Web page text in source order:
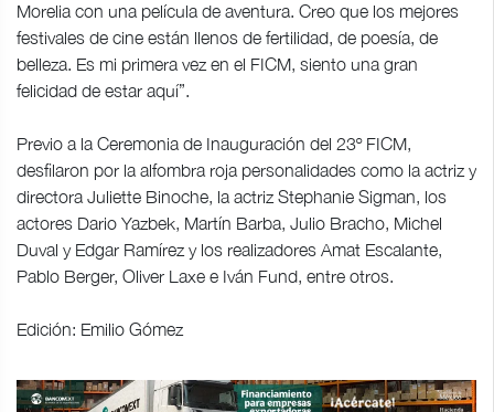
Morelia con una película de aventura. Creo que los mejores
festivales de cine están llenos de fertilidad, de poesía, de
belleza. Es mi primera vez en el FICM, siento una gran
felicidad de estar aquí”.
Previo a la Ceremonia de Inauguración del 23º FICM,
desfilaron por la alfombra roja personalidades como la actriz y
directora Juliette Binoche, la actriz Stephanie Sigman, los
actores Dario Yazbek, Martín Barba, Julio Bracho, Michel
Duval y Edgar Ramírez y los realizadores Amat Escalante,
Pablo Berger, Oliver Laxe e Iván Fund, entre otros.
Edición: Emilio Gómez